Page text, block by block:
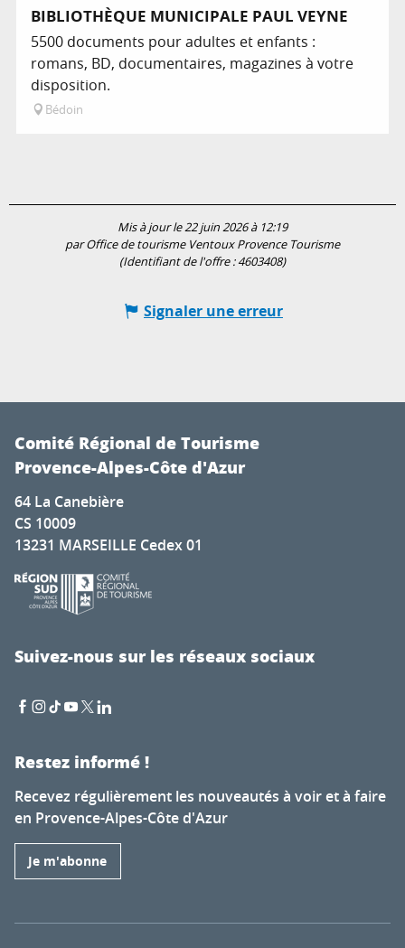
BIBLIOTHÈQUE MUNICIPALE PAUL VEYNE
5500 documents pour adultes et enfants :
romans, BD, documentaires, magazines à votre
disposition.
Bédoin
Mis à jour le 22 juin 2026 à 12:19
par Office de tourisme Ventoux Provence Tourisme
(Identifiant de l'offre :4603408)
Signaler une erreur
Comité Régional de Tourisme
Provence-Alpes-Côte d'Azur
64 La Canebière
CS 10009
13231 MARSEILLE Cedex 01
Suivez-nous sur les réseaux sociaux
Restez informé !
Recevez régulièrement les nouveautés à voir et à faire
en Provence-Alpes-Côte d'Azur
Je m'abonne